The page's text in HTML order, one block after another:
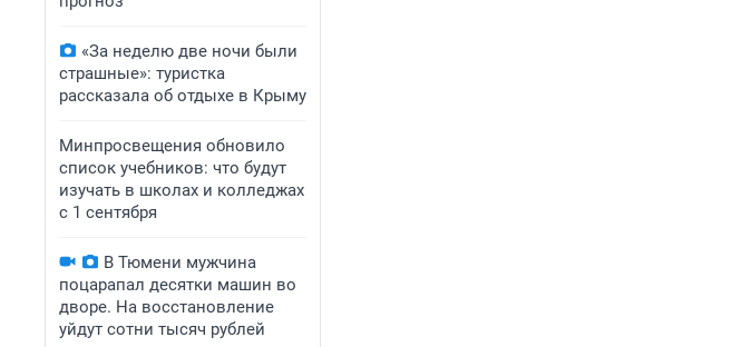
«За неделю две ночи были
страшные»: туристка
рассказала об отдыхе в Крыму
Минпросвещения обновило
список учебников: что будут
изучать в школах и колледжах
с 1 сентября
В Тюмени мужчина
поцарапал десятки машин во
дворе. На восстановление
уйдут сотни тысяч рублей